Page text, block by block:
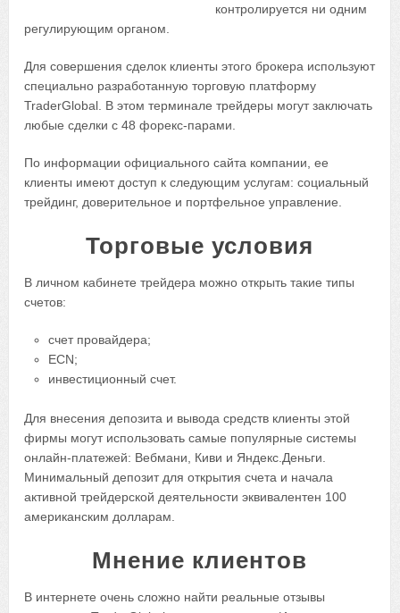
контролируется ни одним
регулирующим органом.
Для совершения сделок клиенты этого брокера используют
специально разработанную торговую платформу
TraderGlobal. В этом терминале трейдеры могут заключать
любые сделки с 48 форекс-парами.
По информации официального сайта компании, ее
клиенты имеют доступ к следующим услугам: социальный
трейдинг, доверительное и портфельное управление.
Торговые условия
В личном кабинете трейдера можно открыть такие типы
счетов:
счет провайдера;
ECN;
инвестиционный счет.
Для внесения депозита и вывода средств клиенты этой
фирмы могут использовать самые популярные системы
онлайн-платежей: Вебмани, Киви и Яндекс.Деньги.
Минимальный депозит для открытия счета и начала
активной трейдерской деятельности эквивалентен 100
американским долларам.
Мнение клиентов
В интернете очень сложно найти реальные отзывы